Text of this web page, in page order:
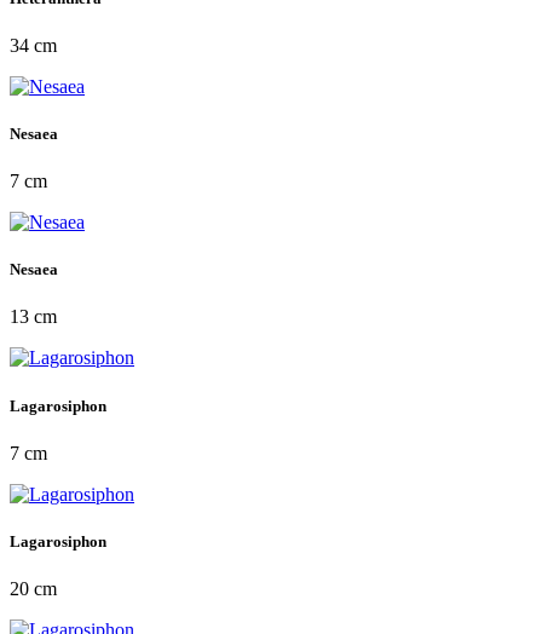
34 cm
Nesaea
7 cm
Nesaea
13 cm
Lagarosiphon
7 cm
Lagarosiphon
20 cm